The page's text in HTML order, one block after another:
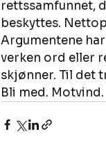
rettssamfunnet,
beskyttes.
Argumentene
verken ord eller
skjønner. Til det
Bli med. Motvind.